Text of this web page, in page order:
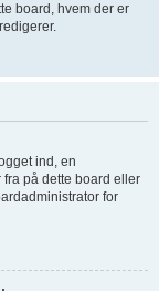
board, hvem der er
ind, en
på dette board eller
for